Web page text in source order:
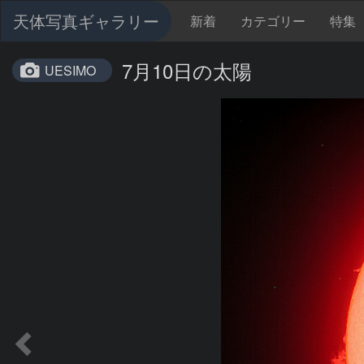
天体写真ギャラリー 新着 カテゴリー 特集
UESIMO 7月10日の太陽